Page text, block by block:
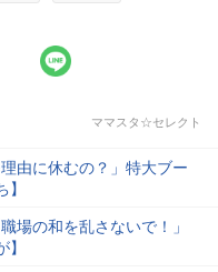
ママスタ☆セレクト
由に休むの？」特大ブー
場の和を乱さないで！」